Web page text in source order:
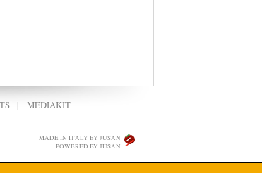
| MEDIAKIT
MADE IN ITALY BY JUSAN
POWERED BY JUSAN